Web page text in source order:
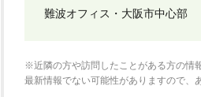
難波オフィス・大阪市中心部
※近隣の方や訪問したことがある方の情
最新情報でない可能性がありますので、